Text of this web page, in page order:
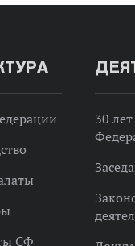
СФ
30